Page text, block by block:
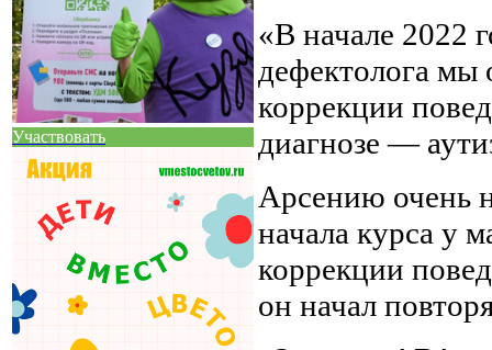
Участвовать
«В начале 2022
дефектолога мы
коррекции
диагнозе —
Арсению очень
начала курса у
коррекции
он начал